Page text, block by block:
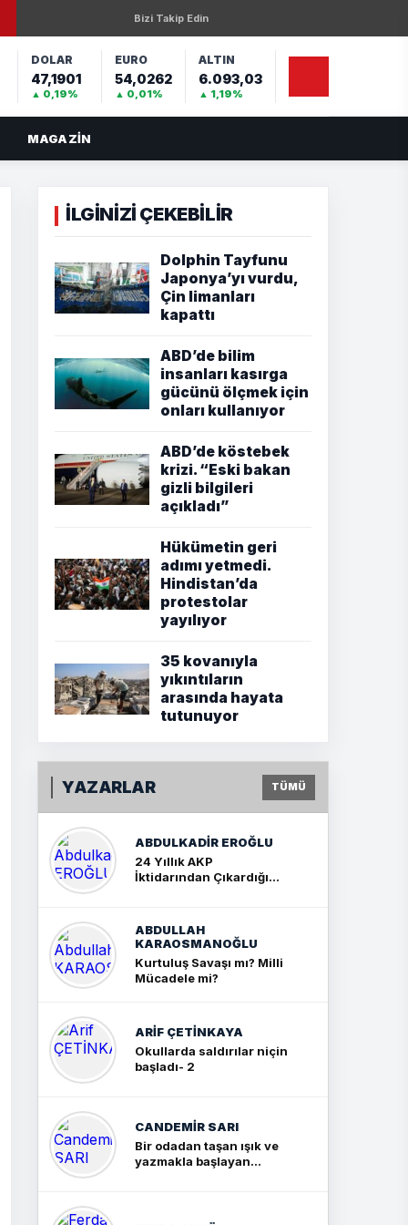
Bizi Takip Edin
DOLAR
47,1901
▲ 0,19%
EURO
54,0262
▲ 0,01%
ALTIN
6.093,03
▲ 1,19%
MAGAZIN
İLGİNİZİ ÇEKEBİLİR
Dolphin Tayfunu
Japonya’yı vurdu,
Çin limanları
kapattı
ABD’de bilim
insanları kasırga
gücünü ölçmek için
onları kullanıyor
ABD’de köstebek
krizi. “Eski bakan
gizli bilgileri
açıkladı”
Hükümetin geri
adımı yetmedi.
Hindistan’da
protestolar
yayılıyor
35 kovanıyla
yıkıntıların
arasında hayata
tutunuyor
YAZARLAR TÜMÜ
ABDULKADIR EROĞLU
24 Yıllık AKP
İktidarından Çıkardığım
ABDULLAH
KARAOSMANOĞLU
Kurtuluş Savaşı mı? Milli
Mücadele mi?
ARIF ÇETİNKAYA
Okullarda saldırılar niçin
başladı- 2
CANDEMIR SARI
Bir odadan taşan ışık ve
yazmakla başlayan